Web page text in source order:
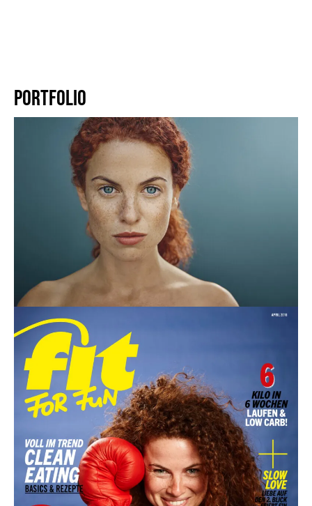
PORTFOLIO